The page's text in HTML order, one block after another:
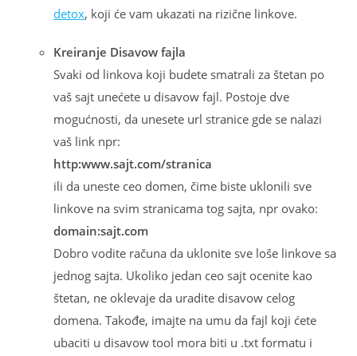
detox, koji će vam ukazati na rizične linkove.
Kreiranje Disavow fajla
Svaki od linkova koji budete smatrali za štetan po
vaš sajt unećete u disavow fajl. Postoje dve
mogućnosti, da unesete url stranice gde se nalazi
vaš link npr:
http:www.sajt.com/stranica
ili da uneste ceo domen, čime biste uklonili sve
linkove na svim stranicama tog sajta, npr ovako:
domain:sajt.com
Dobro vodite računa da uklonite sve loše linkove sa
jednog sajta. Ukoliko jedan ceo sajt ocenite kao
štetan, ne oklevaje da uradite disavow celog
domena. Takođe, imajte na umu da fajl koji ćete
ubaciti u disavow tool mora biti u .txt formatu i